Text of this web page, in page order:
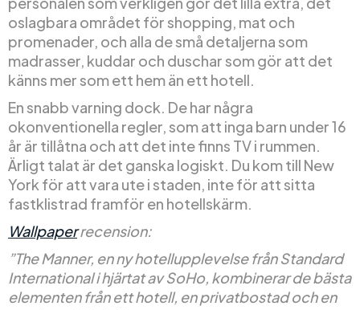
oslagbara området för shopping, mat och
promenader, och alla de små detaljerna som
madrasser, kuddar och duschar som gör att det
känns mer som ett hem än ett hotell.
En snabb varning dock. De har några
okonventionella regler, som att inga barn under 16
år är tillåtna och att det inte finns TV i rummen.
Ärligt talat är det ganska logiskt. Du kom till New
York för att vara ute i staden, inte för att sitta
fastklistrad framför en hotellskärm.
Wallpaperrecension:
”The Manner, en ny hotellupplevelse från Standard
International i hjärtat av SoHo, kombinerar de bästa
elementen från ett hotell, en privatbostad och en